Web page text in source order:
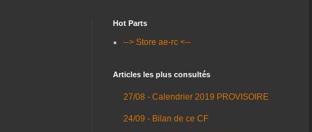
Hot Parts
--> Store ae-rc <--
Articles les plus consultés
27/08 - Calendrier 2019 PROVISOIRE
24/09 - Bilan de ce CF